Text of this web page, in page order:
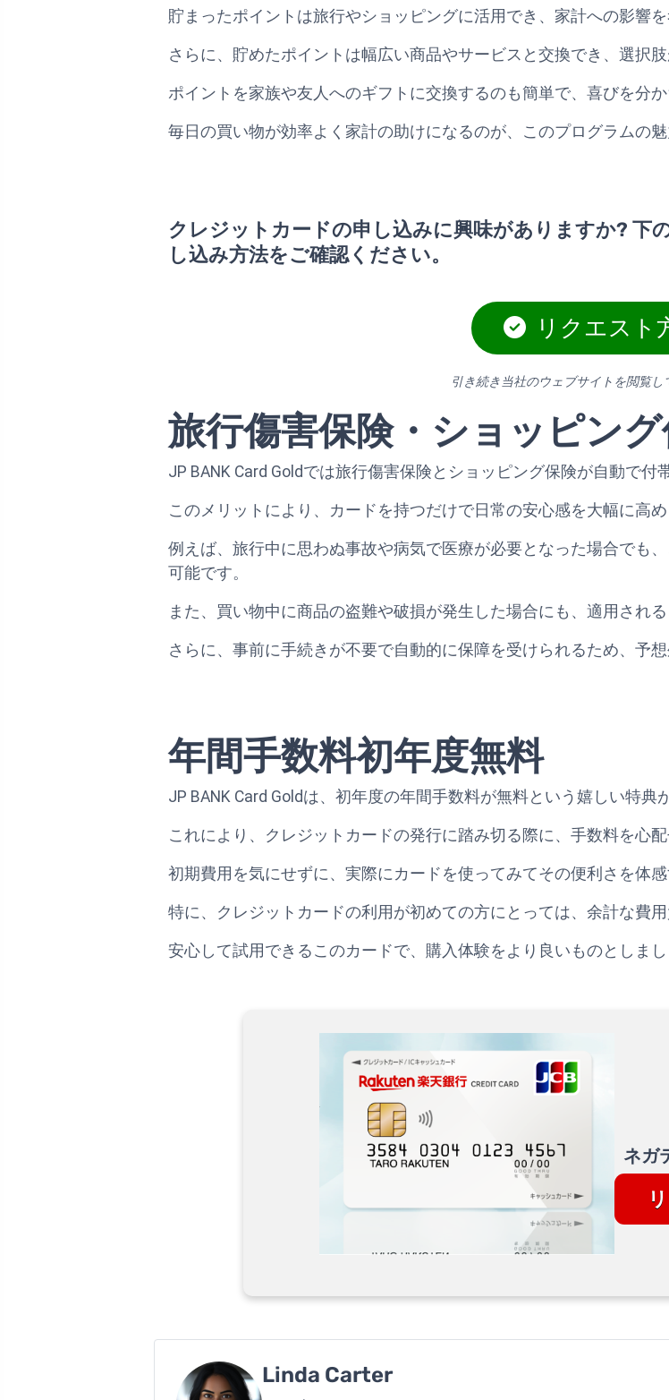
貯まったポイントは旅行やショッピングに活用でき、家計への影響
さらに、貯めたポイントは幅広い商品やサービスと交換でき、選択肢
ポイントを家族や友人へのギフトに交換するのも簡単で、喜びを分か
毎日の買い物が効率よく家計の助けになるのが、このプログラムの魅
クレジットカードの申し込みに興味がありますか? 下
し込み方法をご確認ください。
リクエスト
引き続き当社のウェブサイトを閲覧し
旅行傷害保険・ショッピン
JP BANK Card Goldでは旅行傷害保険とショッピング保険が自動で付
このメリットにより、カードを持つだけで日常の安心感を大幅に高め
例えば、旅行中に思わぬ事故や病気で医療が必要となった場合でも
可能です。
また、買い物中に商品の盗難や破損が発生した場合にも、適用され
さらに、事前に手続きが不要で自動的に保障を受けられるため、予
年間手数料初年度無料
JP BANK Card Goldは、初年度の年間手数料が無料という嬉しい特典
これにより、クレジットカードの発行に踏み切る際に、手数料を心配
初期費用を気にせずに、実際にカードを使ってみてその便利さを体感
特に、クレジットカードの利用が初めての方にとっては、余計な費
安心して試用できるこのカードで、購入体験をより良いものとしまし
ネガ
Linda Carter